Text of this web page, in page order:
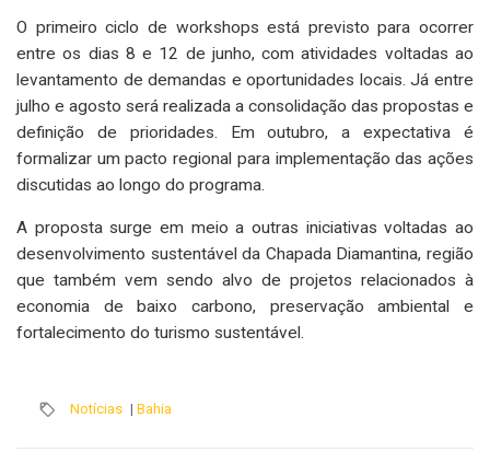
O primeiro ciclo de workshops está previsto para ocorrer
entre os dias 8 e 12 de junho, com atividades voltadas ao
levantamento de demandas e oportunidades locais. Já entre
julho e agosto será realizada a consolidação das propostas e
definição de prioridades. Em outubro, a expectativa é
formalizar um pacto regional para implementação das ações
discutidas ao longo do programa.
A proposta surge em meio a outras iniciativas voltadas ao
desenvolvimento sustentável da Chapada Diamantina, região
que também vem sendo alvo de projetos relacionados à
economia de baixo carbono, preservação ambiental e
fortalecimento do turismo sustentável.
Notícias | Bahia